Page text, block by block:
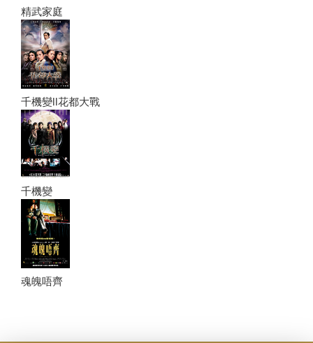
精武家庭
千機變II花都大戰
千機變
魂魄唔齊